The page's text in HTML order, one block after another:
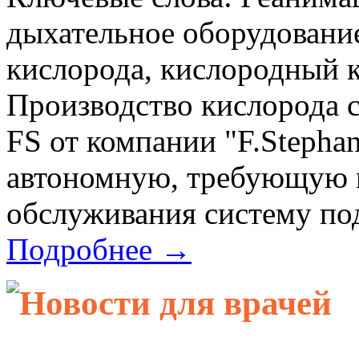
дыхательное
кислорода, кислородный
Производство
FS от компании
автономную, требующую
обслуживания систему
Подробнее →
Новости для врачей